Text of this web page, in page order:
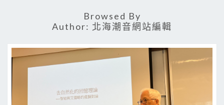
Browsed By
Author: 北海潮音網站編輯